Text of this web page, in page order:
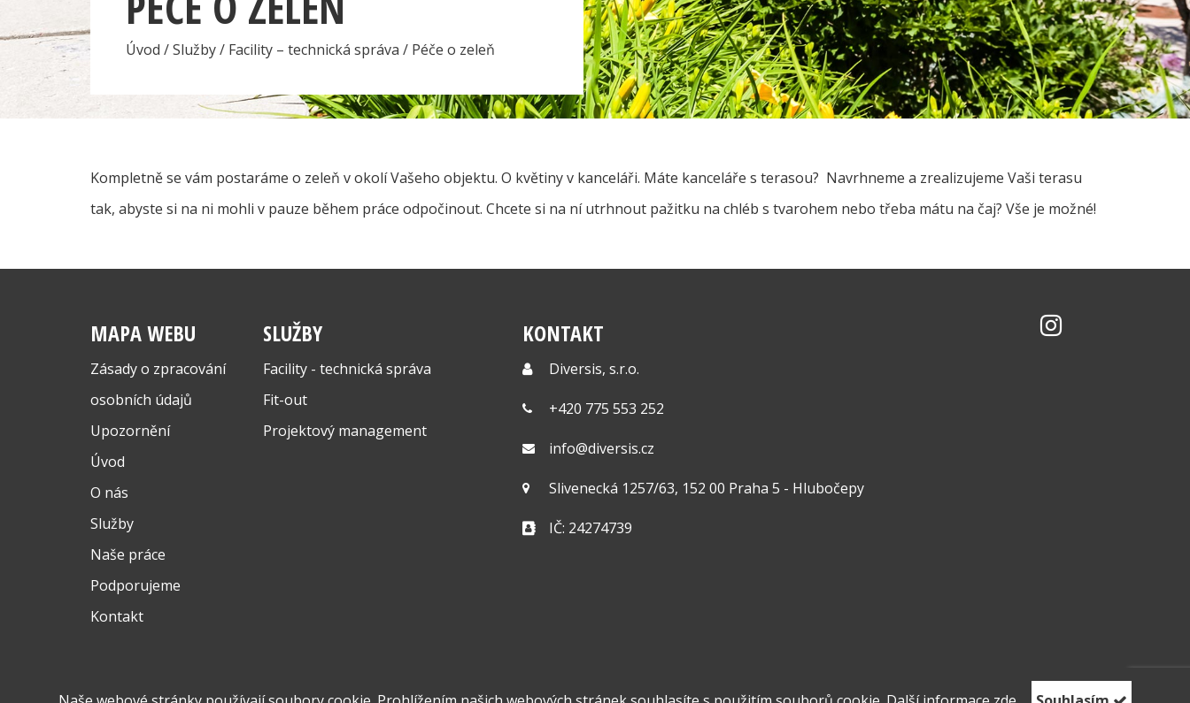
Úvod /Služby/ Facility – technická správa / Péče o zeleň
Kompletně se vám postaráme o zeleň v okolí Vašeho objektu. O květiny v kanceláři. Máte kanceláře s terasou? Navrhneme a zrealizujeme Vaši terasu
tak, abyste si na ni mohli v pauze během práce odpočinout. Chcete si na ní utrhnout pažitku na chléb s tvarohem nebo třeba mátu na čaj? Vše je možné!
MAPA WEBU
Zásady o zpracování
osobních údajů
Upozornění
Úvod
O nás
Služby
Naše práce
Podporujeme
Kontakt
SLUŽBY
Facility - technická správa
Fit-out
Projektový management
KONTAKT
Diversis, s.r.o.
+420 775 553 252
info@diversis.cz
Slivenecká 1257/63, 152 00 Praha 5 - Hlubočepy
IČ: 24274739